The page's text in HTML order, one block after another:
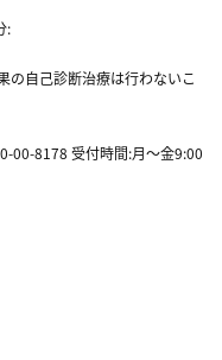
:
の自己診断治療は行わないこ
00-8178 受付時間:月～金9:00